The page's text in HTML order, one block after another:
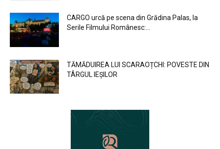
CARGO urcă pe scena din Grădina Palas, la
Serile Filmului Românesc:...
TĂMĂDUIREA LUI SCARAOȚCHI: POVESTE DIN
TÂRGUL IEȘILOR